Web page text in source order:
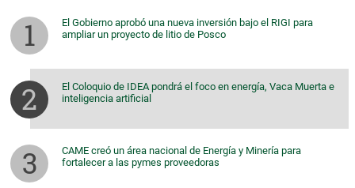
El Gobierno aprobó una nueva inversión bajo el RIGI para
ampliar un proyecto de litio de Posco
El Coloquio de IDEA pondrá el foco en energía, Vaca Muerta e
inteligencia artificial
CAME creó un área nacional de Energía y Minería para
fortalecer a las pymes proveedoras